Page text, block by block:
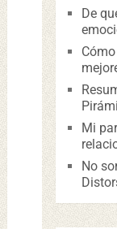
De
Mi
No